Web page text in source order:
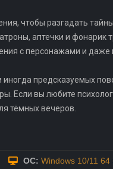
чтобы разгадать
аптечки и фонарик
с персонажами и даже
предсказуемых
Если вы любите
тёмных вечеров.
ОС: Windows 10/11 64